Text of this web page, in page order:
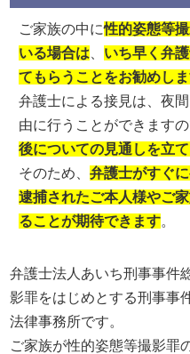
ご家族の中に性的姿態等
いる場合は
いち早く弁
てもらうことをお勧めし
弁護士による接見は、夜
由に行うことができます
後についての見通しを立
そのため、弁護士がすぐ
逮捕されたご本人様やご
ることが期待できます。
弁護士法人あいち刑事事件
影罪をはじめとする刑事事
法律事務所です。
ご家族が性的姿態等撮影罪